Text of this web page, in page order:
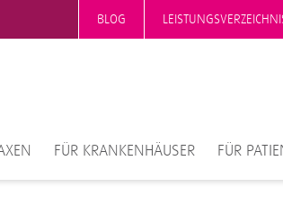
BLOG
FÜR KRANKENHÄUSER FÜR